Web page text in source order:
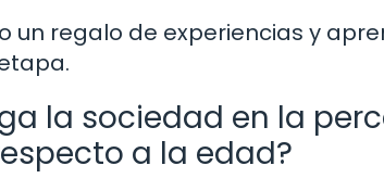
un regalo de experiencias y
la sociedad en la
a la edad?